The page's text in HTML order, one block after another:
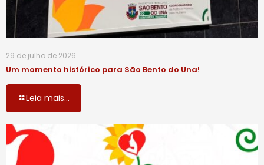
29 de julho de 2026
Um momento histórico para São Bento do Una!
Leia mais...